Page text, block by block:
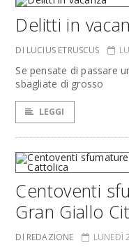
Delitti in
DI LUCIUS ETRUSCUS
Se pensate di passare
sbagliate di grosso
LEGGI
Centoventi
Gran Giallo
DI REDAZIONE LUNEDÌ